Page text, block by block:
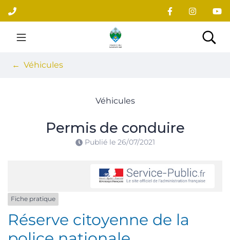
Aller
au
contenu
Site officiel du village
Véhicules
Véhicules
Permis de conduire
Publié le 26/07/2021
Fiche pratique
Réserve citoyenne de la